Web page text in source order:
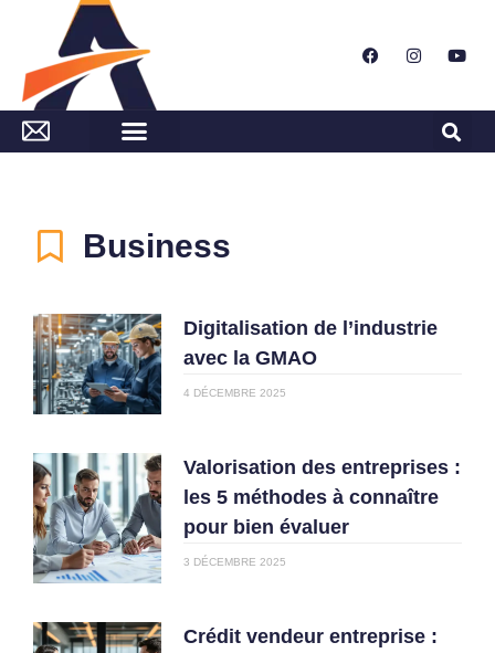
Business
Digitalisation de l’industrie
avec la GMAO
4 DÉCEMBRE 2025
Valorisation des entreprises :
les 5 méthodes à connaître
pour bien évaluer
3 DÉCEMBRE 2025
Crédit vendeur entreprise :